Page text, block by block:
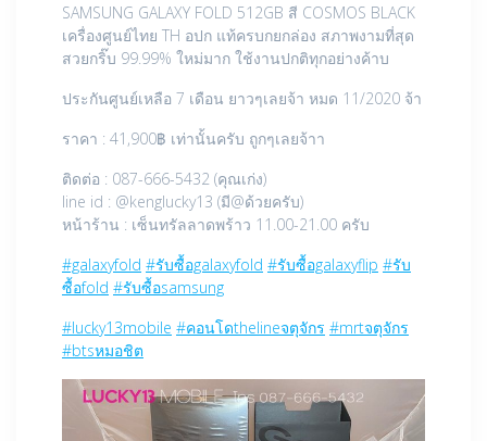
SAMSUNG GALAXY FOLD 512GB สี COSMOS BLACK
เครื่องศูนย์ไทย TH อปก แท้ครบกยกล่อง สภาพงามที่สุด
สวยกริ๊บ 99.99% ใหม่มาก ใช้งานปกติทุกอย่างค้าบ
ประกันศูนย์เหลือ 7 เดือน ยาวๆเลยจ้า หมด 11/2020 จ้า
ราคา : 41,900฿ เท่านั้นครับ ถูกๆเลยจ้าา
ติดต่อ : 087-666-5432 (คุณเก่ง)
line id : @kenglucky13 (มี@ด้วยครับ)
หน้าร้าน : เซ็นทรัลลาดพร้าว 11.00-21.00 ครับ
#galaxyfold #รับซื้อgalaxyfold #รับซื้อgalaxyflip #รับ
ซื้อfold #รับซื้อsamsung
#lucky13mobile #คอนโดthelineจตุจักร #mrtจตุจักร
#btsหมอชิต